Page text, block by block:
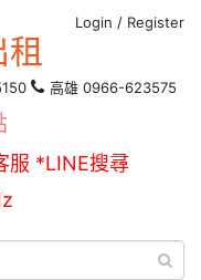
Login / Register
高雄 0966-623575
服 *LINE搜尋